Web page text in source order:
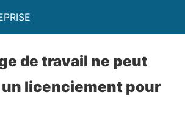
de travail ne peut
licenciement pour